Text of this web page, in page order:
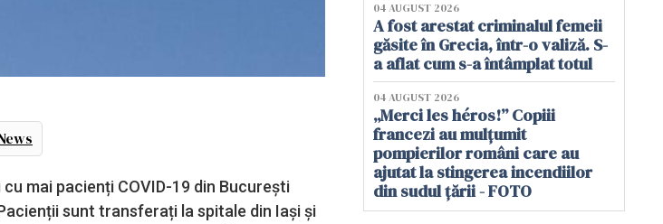
mai pacienți COVID-19 din București
sunt transferați la spitale din Iași și
04 AUGUST 2026
A fost arestat criminalul femeii
găsite în Grecia, într-o valiză. S-
a aflat cum s-a întâmplat totul
04 AUGUST 2026
„Merci les héros!” Copiii
francezi au mulțumit
pompierilor români care au
ajutat la stingerea incendiilor
din sudul țării - FOTO